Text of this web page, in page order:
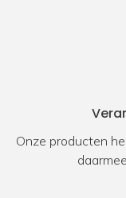
Onze producten